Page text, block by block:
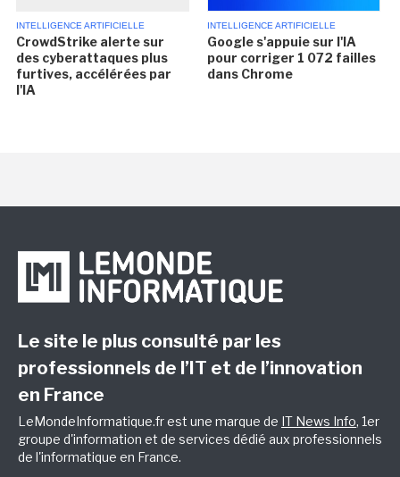
INTELLIGENCE ARTIFICIELLE
CrowdStrike alerte sur
des cyberattaques plus
furtives, accélérées par
l'IA
INTELLIGENCE ARTIFICIELLE
Google s'appuie sur l'IA
pour corriger 1 072 failles
dans Chrome
Le site le plus consulté par les
professionnels de l’IT et de l’innovation
en France
LeMondeInformatique.fr est une marque de IT News Info, 1er
groupe d'information et de services dédié aux professionnels
de l'informatique en France.